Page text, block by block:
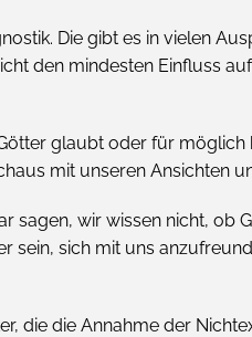
Die gibt es in vielen
den mindesten Einfluss
glaubt oder für möglich
mit unseren Ansichten
sagen, wir wissen nicht, ob
sein, sich mit uns
die die Annahme der